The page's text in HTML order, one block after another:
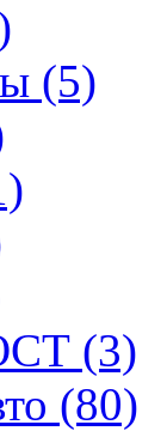
(5)
(3)
(80)